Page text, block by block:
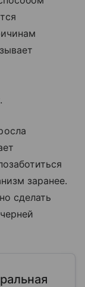
заранее.
сделать